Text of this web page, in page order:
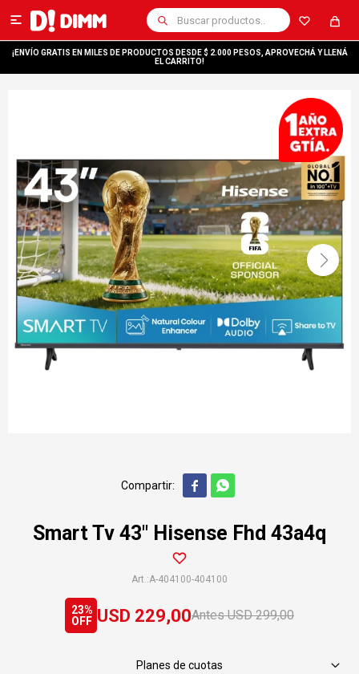

¡ENVÍO GRATIS EN MILES DE PRODUCTOS DESDE $ 2.000 PESOS, APROVECHÁ Y LLENÁ
EL CARRITO!
 
Smart Tv 43" Hisense Fhd 43a4q
A-404100-404100
USD 229,00 USD 299,00
23
Planes de cuotas